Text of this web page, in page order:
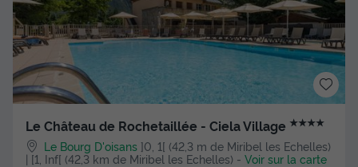
Le Château de Rochetaillée - Ciela Village ★★★★
Le Bourg D'oisans ]0, 1[ (42,3 m de Miribel les Echelles)
| [1, Inf[ (42,3 km de Miribel les Echelles) - Voir sur la carte